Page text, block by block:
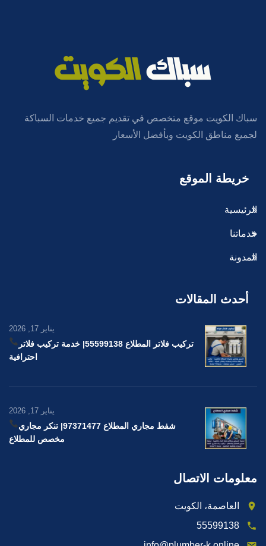
سباك الكويت موقع متخصص في تقديم جميع خدمات السباكة
لجميع مناطق الكويت وبأفضل الأسعار
خريطة الموقع
الرئيسية
خدماتنا
المدونة
أحدث المقالات
يناير 17, 2026
تركيب فلاتر المطلاع 55599138
| خدمة تركيب فلاتر
احترافية
يناير 17, 2026
شفط مجاري المطلاع 97371477
| تنكر مجاري
مخصص للمطلاع
معلومات الاتصال
العاصمة، الكويت
55599138